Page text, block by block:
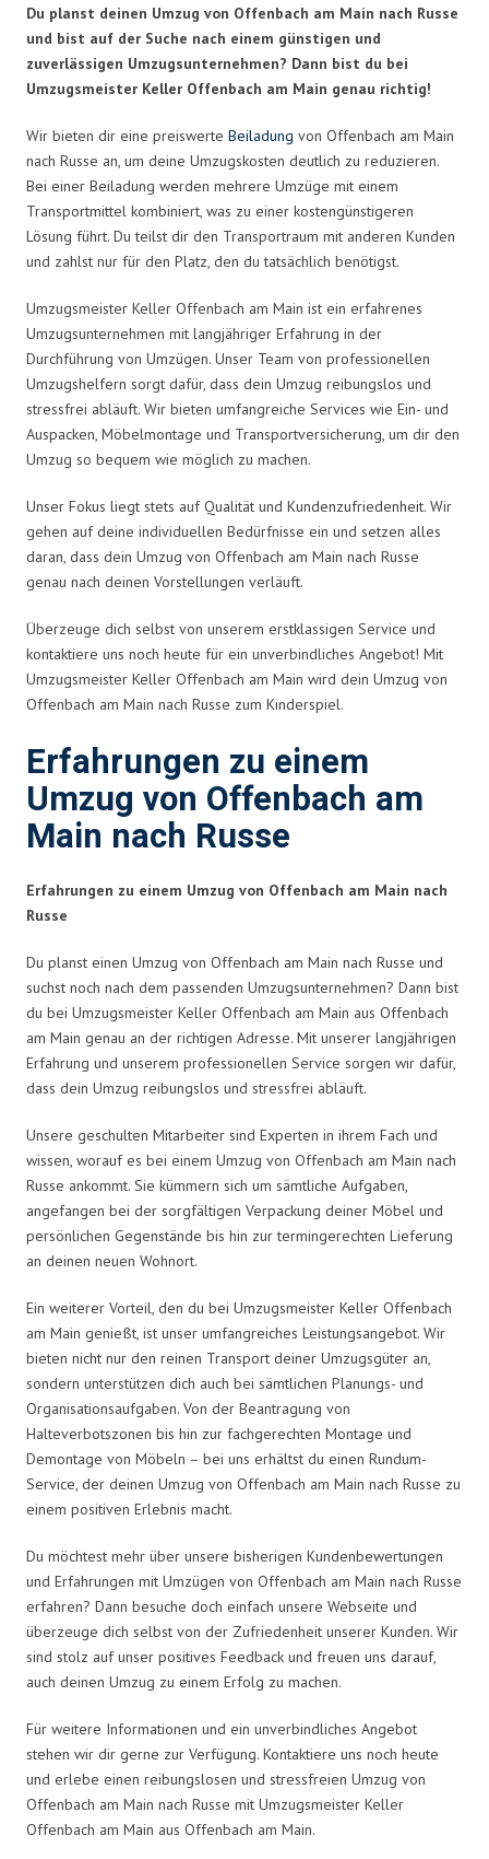
Du planst deinen Umzug von Offenbach am Main nach Russe
und bist auf der Suche nach einem günstigen und
zuverlässigen Umzugsunternehmen? Dann bist du bei
Umzugsmeister Keller Offenbach am Main genau richtig!
Wir bieten dir eine preiswerte Beiladung von Offenbach am Main
nach Russe an, um deine Umzugskosten deutlich zu reduzieren.
Bei einer Beiladung werden mehrere Umzüge mit einem
Transportmittel kombiniert, was zu einer kostengünstigeren
Lösung führt. Du teilst dir den Transportraum mit anderen Kunden
und zahlst nur für den Platz, den du tatsächlich benötigst.
Umzugsmeister Keller Offenbach am Main ist ein erfahrenes
Umzugsunternehmen mit langjähriger Erfahrung in der
Durchführung von Umzügen. Unser Team von professionellen
Umzugshelfern sorgt dafür, dass dein Umzug reibungslos und
stressfrei abläuft. Wir bieten umfangreiche Services wie Ein- und
Auspacken, Möbelmontage und Transportversicherung, um dir den
Umzug so bequem wie möglich zu machen.
Unser Fokus liegt stets auf Qualität und Kundenzufriedenheit. Wir
gehen auf deine individuellen Bedürfnisse ein und setzen alles
daran, dass dein Umzug von Offenbach am Main nach Russe
genau nach deinen Vorstellungen verläuft.
Überzeuge dich selbst von unserem erstklassigen Service und
kontaktiere uns noch heute für ein unverbindliches Angebot! Mit
Umzugsmeister Keller Offenbach am Main wird dein Umzug von
Offenbach am Main nach Russe zum Kinderspiel.
Erfahrungen zu einem
Umzug von Offenbach am
Main nach Russe
Erfahrungen zu einem Umzug von Offenbach am Main nach
Russe
Du planst einen Umzug von Offenbach am Main nach Russe und
suchst noch nach dem passenden Umzugsunternehmen? Dann bist
du bei Umzugsmeister Keller Offenbach am Main aus Offenbach
am Main genau an der richtigen Adresse. Mit unserer langjährigen
Erfahrung und unserem professionellen Service sorgen wir dafür,
dass dein Umzug reibungslos und stressfrei abläuft.
Unsere geschulten Mitarbeiter sind Experten in ihrem Fach und
wissen, worauf es bei einem Umzug von Offenbach am Main nach
Russe ankommt. Sie kümmern sich um sämtliche Aufgaben,
angefangen bei der sorgfältigen Verpackung deiner Möbel und
persönlichen Gegenstände bis hin zur termingerechten Lieferung
an deinen neuen Wohnort.
Ein weiterer Vorteil, den du bei Umzugsmeister Keller Offenbach
am Main genießt, ist unser umfangreiches Leistungsangebot. Wir
bieten nicht nur den reinen Transport deiner Umzugsgüter an,
sondern unterstützen dich auch bei sämtlichen Planungs- und
Organisationsaufgaben. Von der Beantragung von
Halteverbotszonen bis hin zur fachgerechten Montage und
Demontage von Möbeln – bei uns erhältst du einen Rundum-
Service, der deinen Umzug von Offenbach am Main nach Russe zu
einem positiven Erlebnis macht.
Du möchtest mehr über unsere bisherigen Kundenbewertungen
und Erfahrungen mit Umzügen von Offenbach am Main nach Russe
erfahren? Dann besuche doch einfach unsere Webseite und
überzeuge dich selbst von der Zufriedenheit unserer Kunden. Wir
sind stolz auf unser positives Feedback und freuen uns darauf,
auch deinen Umzug zu einem Erfolg zu machen.
Für weitere Informationen und ein unverbindliches Angebot
stehen wir dir gerne zur Verfügung. Kontaktiere uns noch heute
und erlebe einen reibungslosen und stressfreien Umzug von
Offenbach am Main nach Russe mit Umzugsmeister Keller
Offenbach am Main aus Offenbach am Main.